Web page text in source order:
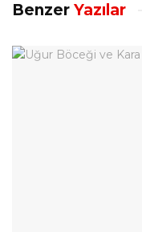
Benzer Yazılar